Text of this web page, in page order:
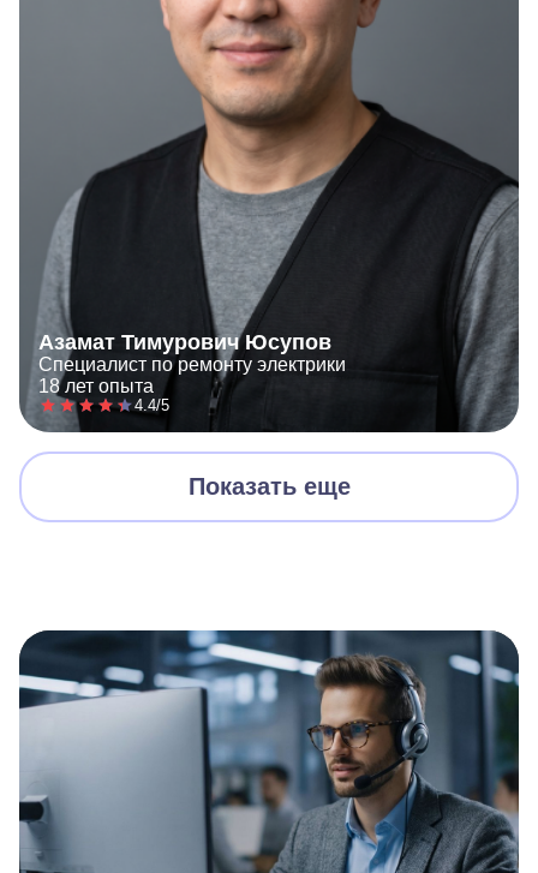
Азамат Тимурович Юсупов
Специалист по ремонту электрики
18 лет опыта
4.4/5
Показать еще